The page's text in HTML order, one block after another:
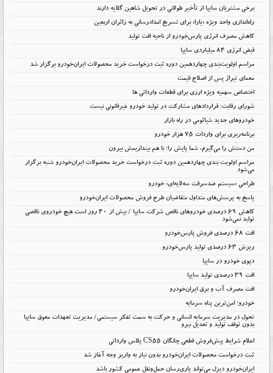
برخی مشتریان سایپا از تأخیر طولانی در تحویل شاهین گلایه دارند
راه‌اندازی واحد ویژه «یارا» برای تسریع امدادرسانی به زائران اربعین
کاهش مصرف انرژی پارس‌خودرو از ناحیه افت تولید
قبض انرژی ۸۴ میلیاردی سایپا
مراسم اولویت‌بندی چهاردهمین دوره ثبت درخواست خرید محصولات ایران‌خودرو برگزار شد
معمای تیراژ پس از اصلاح قیمت
اختصاص سهمیه ویژه ارزی برای قطعات وارداتی ها
شورای رقابت: قراردادهای مشارکت در تولید خودرو غیرقانونی نیست
خودروهای جدید شیائومی در راه بازار
برنامه‌ریزی برای واردات ۷۵ هزار خودرو
من دستش را می‌گیرم، شما پایش را؛ با هم بیندازیمش بیرون
مراسم اولویت بندی چهاردهمین دوره ثبت درخواست خرید محصولات ایران‌خودرو شنبه برگزار
می‌شود
طراحی «سیستم ضدسرقت سه‌لایه‌ای» خودرو
پاسخ به پرسش‌های متداول متقاضیان طرح فروش محصولات ایران‌خودرو
کاهش ۶۹ درصدی خودروهای ناقص شرکت سایپا / بیش از ۴۰ روز است هیچ خودروی ناقصی
تولید نمی‌شود
افت 68 درصدی فروش پارس‌خودرو
ریزش 63 درصدی تولید پارس‌خودرو
دپوی خودرو در سایپا
افت ۳۹ درصدی تولید سایپا
افت مصرف آب و برق ایران‌خودرو
خودرو؛ امن‌ترین پناه سرمایه
تحول در مدیریت سرمایه انسانی و حرکت به سمت تفکر سیستمی/ مدیریت تعهدات معوق سایپا
بدون توقف تولید و تعدیل نیرو
اعلام شرایط پیش‌فروش قطعی چانگان CS55 پلاس وارداتی
ثبت درخواست محصولات ایران‌خودرو بدون نیاز به واریز وجه آغاز شد
ایران‌خودرو دیزل می‌تواند یاری‌رسان حمل‌ونقل عمومی کشور باشد